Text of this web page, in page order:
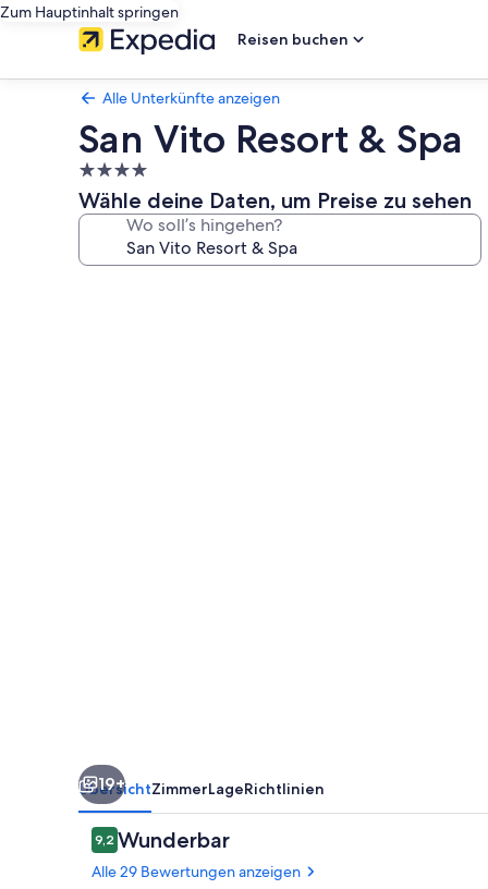
Zum Hauptinhalt springen
Reisen buchen
Alle Unterkünfte anzeigen
San Vito Resort & Spa
4.0-
Sterne-
Unterkunft
Wähle deine Daten, um Preise zu sehen
Wo soll’s hingehen?
19+
ÜbersichtZimmerLageRichtlinien
Bewertungen
9,29,2 von 10.
Wunderbar
Alle 29 Bewertungen anzeigen